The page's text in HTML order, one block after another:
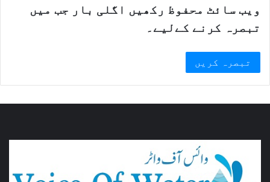
ویب سائٹ محفوظ رکھیں اگلی بار جب میں
تبصرہ کرنے کےلیے۔